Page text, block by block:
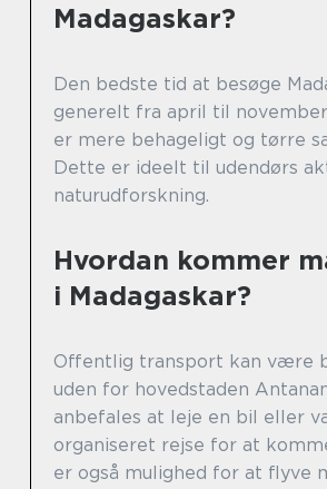
Madagaskar?
Den bedste tid at besøge
generelt fra april til
er mere behageligt og tørre
Dette er ideelt til udendørs
naturudforskning.
Hvordan kommer
i Madagaskar?
Offentlig transport kan være
uden for hovedstaden
anbefales at leje en bil eller
organiseret rejse for at
er også mulighed for at flyve